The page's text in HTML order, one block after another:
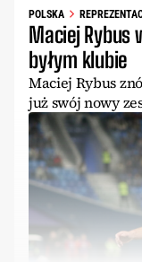
POLSKA
Maciej Rybus
byłym klubie
Maciej Rybus
już swój nowy